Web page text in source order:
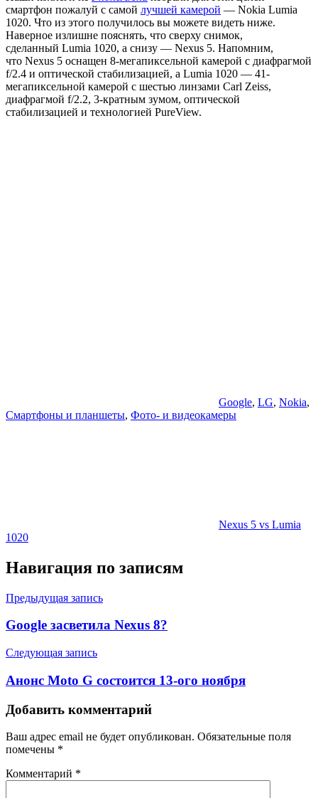
смартфон пожалуй с самой лучшей камерой — Nokia Lumia
1020. Что из этого получилось вы можете видеть ниже.
Наверное излишне пояснять, что сверху снимок,
сделанный Lumia 1020, а снизу — Nexus 5. Напомним,
что Nexus 5 оснащен 8-мегапиксельной камерой с диафрагмой
f/2.4 и оптической стабилизацией, а Lumia 1020 — 41-
мегапиксельной камерой с шестью линзами Carl Zeiss,
диафрагмой f/2.2, 3-кратным зумом, оптической
стабилизацией и технологией PureView.
Google, LG, Nokia,
Смартфоны и планшеты, Фото- и видеокамеры
Nexus 5 vs Lumia
1020
Навигация по записям
Предыдущая запись
Google засветила Nexus 8?
Следующая запись
Анонс Moto G состоится 13-ого ноября
Добавить комментарий
Ваш адрес email не будет опубликован. Обязательные поля
помечены *
Комментарий *